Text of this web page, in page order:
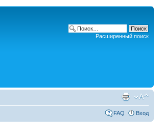
Расширенный поиск
FAQ Вход